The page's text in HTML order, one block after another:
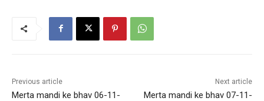
Previous article
Merta mandi ke bhav 06-11-
Next article
Merta mandi ke bhav 07-11-